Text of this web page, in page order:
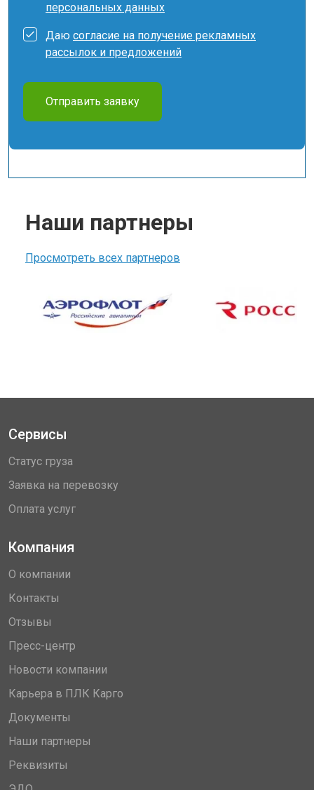
персональных данных
Даю согласие на получение рекламных
рассылок и предложений
Отправить заявку
Наши партнеры
Просмотреть всех партнеров
Сервисы
Статус груза
Заявка на перевозку
Оплата услуг
Компания
О компании
Контакты
Отзывы
Пресс-центр
Новости компании
Карьера в ПЛК Карго
Документы
Наши партнеры
Реквизиты